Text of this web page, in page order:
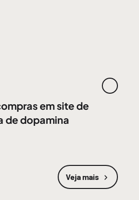
em site de
de dopamina
Veja mais